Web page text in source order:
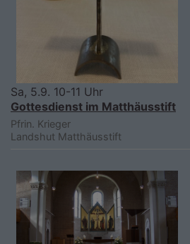
Sa, 5.9. 10-11 Uhr
Gottesdienst im Matthäusstift
Pfrin. Krieger
Landshut Matthäusstift